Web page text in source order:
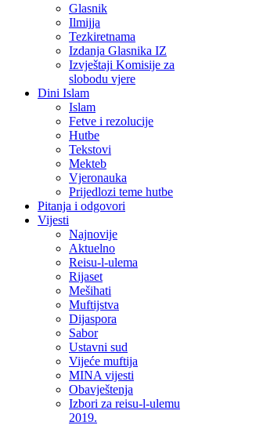
Glasnik
Ilmijja
Tezkiretnama
Izdanja Glasnika IZ
Izvještaji Komisije za
slobodu vjere
Dini Islam
Islam
Fetve i rezolucije
Hutbe
Tekstovi
Mekteb
Vjeronauka
Prijedlozi teme hutbe
Pitanja i odgovori
Vijesti
Najnovije
Aktuelno
Reisu-l-ulema
Rijaset
Mešihati
Muftijstva
Dijaspora
Sabor
Ustavni sud
Vijeće muftija
MINA vijesti
Obavještenja
Izbori za reisu-l-ulemu
2019.